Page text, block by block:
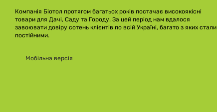
Компанія Біотол протягом багатьох років постачає високоякісні
товари для Дачі, Саду та Городу. За цей період нам вдалося
завоювати довіру сотень клієнтів по всій Україні, багато з яких стали
постійними.
Мобільна версія